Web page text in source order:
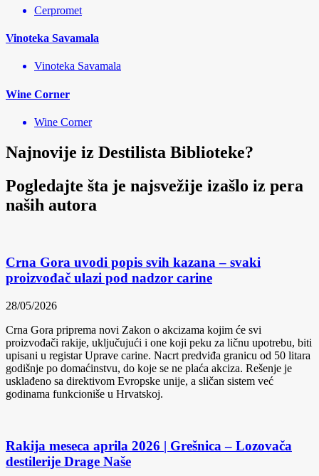
Cerpromet
Vinoteka Savamala
Vinoteka Savamala
Wine Corner
Wine Corner
Najnovije iz Destilista Biblioteke?
Pogledajte šta je najsvežije izašlo iz pera
naših autora
Crna Gora uvodi popis svih kazana – svaki
proizvođač ulazi pod nadzor carine
28/05/2026
Crna Gora priprema novi Zakon o akcizama kojim će svi
proizvođači rakije, uključujući i one koji peku za ličnu upotrebu, biti
upisani u registar Uprave carine. Nacrt predviđa granicu od 50 litara
godišnje po domaćinstvu, do koje se ne plaća akciza. Rešenje je
usklađeno sa direktivom Evropske unije, a sličan sistem već
godinama funkcioniše u Hrvatskoj.
Rakija meseca aprila 2026 | Grešnica – Lozovača
destilerije Drage Naše